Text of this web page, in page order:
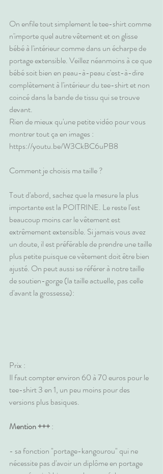
On enfile tout simplement le tee-shirt comme
n'importe quel autre vêtement et on glisse
bébé à l'intérieur comme dans un écharpe de
portage extensible. Veillez néanmoins à ce que
bébé soit bien en peau-à-peau c'est-à-dire
complètement à l'intérieur du tee-shirt et non
coincé dans la bande de tissu qui se trouve
devant.
Rien de mieux qu'une petite vidéo pour vous
montrer tout ça en images :
https://youtu.be/W3CkBC6uPB8
Comment je choisis ma taille ?
Tout d'abord, sachez que la mesure la plus
importante est la POITRINE. Le reste l'est
beaucoup moins car le vêtement est
extrêmement extensible. Si jamais vous avez
un doute, il est préférable de prendre une taille
plus petite puisque ce vêtement doit être bien
ajusté. On peut aussi se référer à notre taille
de soutien-gorge (la taille actuelle, pas celle
d'avant la grossesse):
Prix :
Il faut compter environ 60 à 70 euros pour le
tee-shirt 3 en 1, un peu moins pour des
versions plus basiques.
Mention +++ :
- sa fonction "portage-kangourou" qui ne
nécessite pas d'avoir un diplôme en portage